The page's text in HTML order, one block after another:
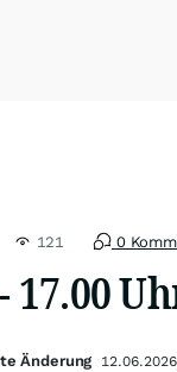
121 0
17.00
Änderung